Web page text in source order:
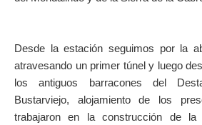
Desde la estación seguimos por la
atravesando un primer túnel y luego
los antiguos barracones del
Bustarviejo, alojamiento de los
trabajaron en la construcción de la